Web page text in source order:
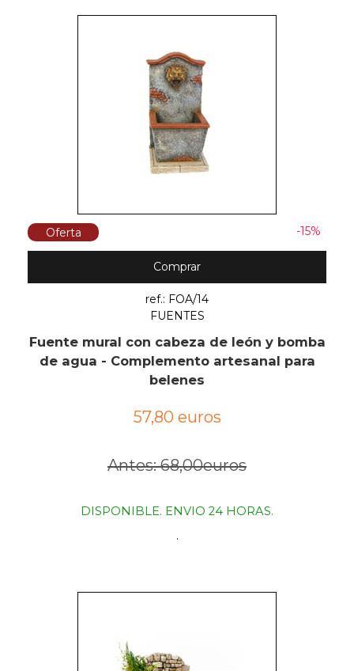
Oferta -15%
Comprar
ref.: FOA/14
FUENTES
Fuente mural con cabeza de león y bomba
de agua - Complemento artesanal para
belenes
57,80 euros
Antes: 68,00euros
DISPONIBLE. ENVIO 24 HORAS.
.